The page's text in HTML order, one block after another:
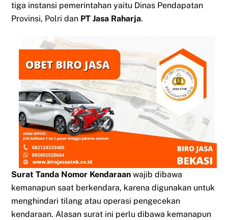
tiga instansi pemerintahan yaitu Dinas Pendapatan
Provinsi, Polri dan PT Jasa Raharja.
Surat Tanda Nomor Kendaraan wajib dibawa
kemanapun saat berkendara, karena digunakan untuk
menghindari tilang atau operasi pengecekan
kendaraan. Alasan surat ini perlu dibawa kemanapun